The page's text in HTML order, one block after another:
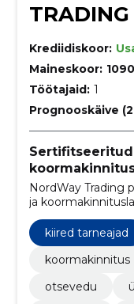
TRADING
Krediidiskoor:
Maineskoor: 1090
Töötajaid: 1
Prognooskäive
NordWay Trading
ja
nõuetele vastavat
kiired tarneajad
koormakinnitus
otsevedu